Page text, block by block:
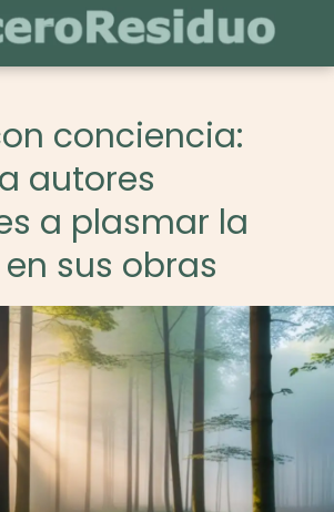
conciencia:
autores
a plasmar la
sus obras